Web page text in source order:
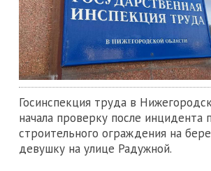
Госинспекция труда в
начала проверку после инцидента
строительного ограждения на
девушку на улице Радужной.